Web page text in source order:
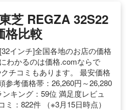
芝 REGZA 32S22
格比較
インチ]全国各地のお店の価格
わかるのは価格.comならで
チコミもあります。 最安価格
参考価格帯：26,260円～26,280
キング：59位 満足度レビュ
ミ：822件 （※3月15日時点）